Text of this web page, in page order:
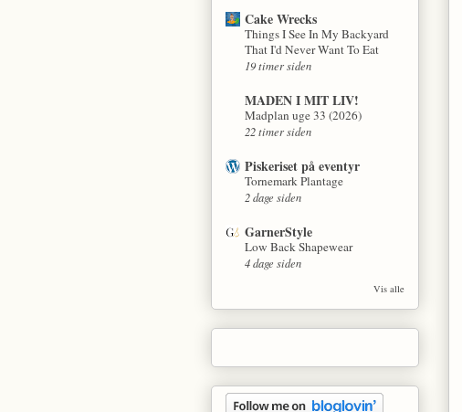
Cake Wrecks
Things I See In My Backyard
That I'd Never Want To Eat
19 timer siden
MADEN I MIT LIV!
Madplan uge 33 (2026)
22 timer siden
Piskeriset på eventyr
Tornemark Plantage
2 dage siden
GarnerStyle
Low Back Shapewear
4 dage siden
Vis alle